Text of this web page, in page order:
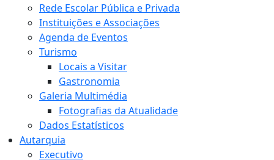
Rede Escolar Pública e Privada
Instituições e Associações
Agenda de Eventos
Turismo
Locais a Visitar
Gastronomia
Galeria Multimédia
Fotografias da Atualidade
Dados Estatísticos
Autarquia
Executivo